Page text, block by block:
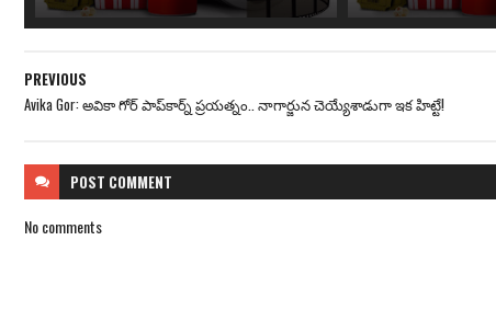
PREVIOUS
Avika Gor: అవికా గోర్ పాప్‌కార్న్ ప్రయత్నం.. నాగార్జున చెయ్యేశాడుగా ఇక హిట్టే!
POST COMMENT
No comments